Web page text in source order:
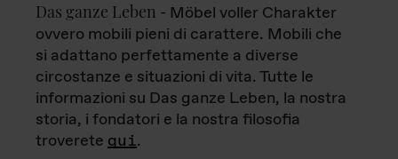
Das ganze Leben - Möbel voller Charakter
ovvero mobili pieni di carattere. Mobili che
si adattano perfettamente a diverse
circostanze e situazioni di vita. Tutte le
informazioni su Das ganze Leben, la nostra
storia, i fondatori e la nostra filosofia
troverete qui.